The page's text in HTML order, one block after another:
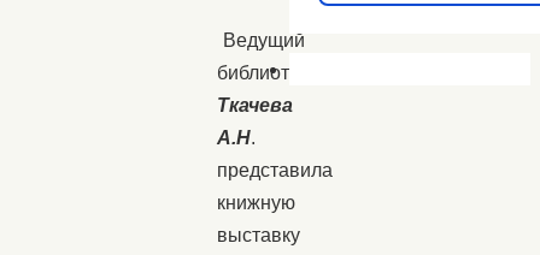
Ведущий
библиотекарь
Ткачева
А.Н.
представила
книжную
выставку